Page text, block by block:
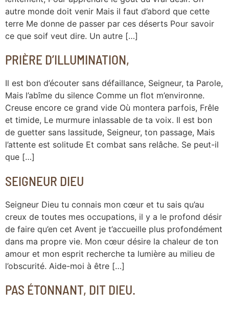
autre monde doit venir Mais il faut d’abord que cette
terre Me donne de passer par ces déserts Pour savoir
ce que soif veut dire. Un autre […]
PRIÈRE D’ILLUMINATION,
Il est bon d’écouter sans défaillance, Seigneur, ta Parole,
Mais l’abîme du silence Comme un flot m’environne.
Creuse encore ce grand vide Où montera parfois, Frêle
et timide, Le murmure inlassable de ta voix. Il est bon
de guetter sans lassitude, Seigneur, ton passage, Mais
l’attente est solitude Et combat sans relâche. Se peut-il
que […]
SEIGNEUR DIEU
Seigneur Dieu tu connais mon cœur et tu sais qu’au
creux de toutes mes occupations, il y a le profond désir
de faire qu’en cet Avent je t’accueille plus profondément
dans ma propre vie. Mon cœur désire la chaleur de ton
amour et mon esprit recherche ta lumière au milieu de
l’obscurité. Aide-moi à être […]
PAS ÉTONNANT, DIT DIEU.